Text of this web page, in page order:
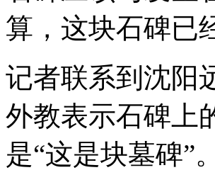
算，这块石碑已
记者联系到沈阳
外教表示石碑上
是“这是块墓碑”。